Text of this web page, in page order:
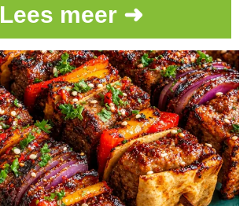
Lees meer ➜